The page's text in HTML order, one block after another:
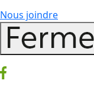
Nous joindre